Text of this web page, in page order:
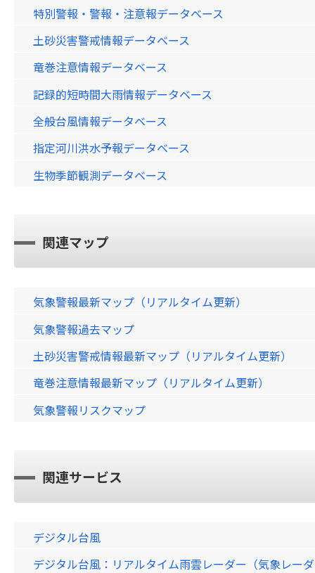
特別警報・警報・注意報データベース
土砂災害警戒情報データベース
竜巻注意情報データベース
記録的短時間大雨情報データベース
全般台風情報データベース
指定河川洪水予報データベース
生物季節観測データベース
関連マップ
気象警報最新マップ（リアルタイム更新）
気象警報過去マップ
土砂災害警戒情報最新マップ（リアルタイム更新）
竜巻注意情報最新マップ（リアルタイム更新）
気象警報リスクマップ
関連サービス
デジタル台風
デジタル台風：リアルタイム雨雲レーダー（気象レー